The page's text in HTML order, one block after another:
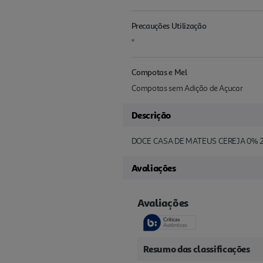
Precauções Utilização
*
Compotas e Mel
Compotas sem Adição de Açucar
Descrição
DOCE CASA DE MATEUS CEREJA 0%
Avaliações